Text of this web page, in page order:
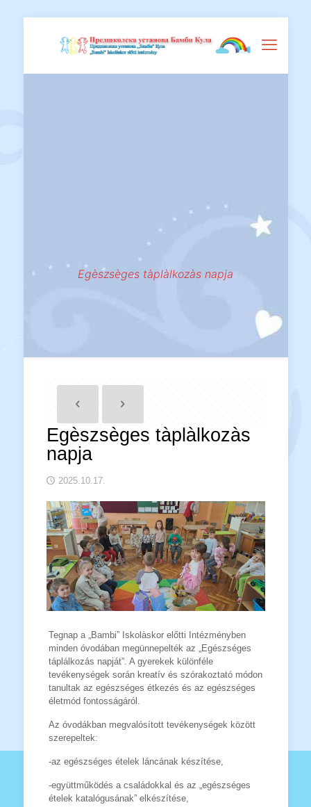
Egèszsèges tàplàlkozàs napja
Egèszsèges tàplàlkozàs
napja
2025.10.17.
Tegnap a „Bambi” Iskolàskor előtti Intézményben
minden óvodában megünnepelték az „Egészséges
táplálkozás napját”. A gyerekek különféle
tevékenységek során kreatív és szórakoztató módon
tanultak az egészséges étkezés és az egészséges
életmód fontosságáról.
Az óvodákban megvalósított tevékenységek között
szerepeltek:
-az egészséges ételek láncának készítése,
-együttműködés a családokkal és az „egészséges
ételek katalógusának” elkészítése,